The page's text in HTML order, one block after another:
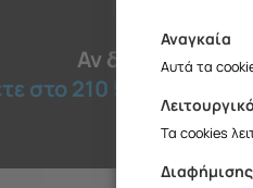
Αν δεν βρήκατε
στο 210 51 45 030
Αναγκαία
Αυτά τα
Τα cookies
Διαφήμισης
Θα